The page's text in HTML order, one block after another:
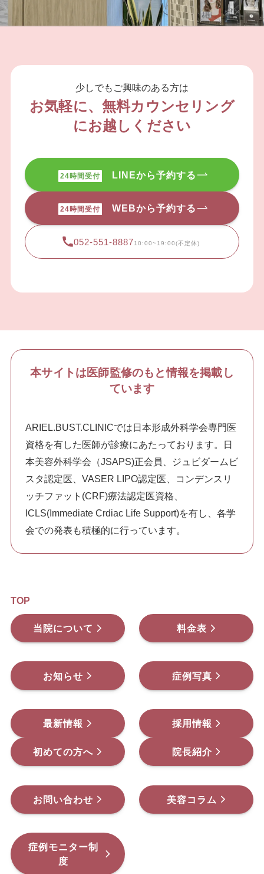
少しでもご興味のある方は
お気軽に、無料カウンセリング
にお越しください
24時間受付 LINEから予約する
24時間受付 WEBから予約する
052-551-888710:00~19:00(不定休)
本サイトは医師監修のもと情報を掲載し
ています
ARIEL.BUST.CLINICでは日本形成外科学会専門医
資格を有した医師が診療にあたっております。日
本美容外科学会（JSAPS)正会員、ジュビダームビ
スタ認定医、VASER LIPO認定医、コンデンスリ
ッチファット(CRF)療法認定医資格、
ICLS(Immediate Crdiac Life Support)を有し、各学
会での発表も積極的に行っています。
TOP
当院について
お知らせ
最新情報
料金表
症例写真
採用情報
初めての方へ
お問い合わせ
症例モニター制
度
院長紹介
美容コラム